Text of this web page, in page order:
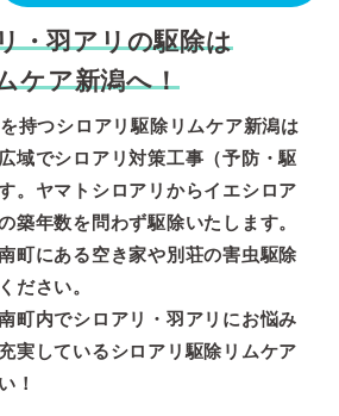
・羽アリの駆除は
ケア新潟へ！
持つシロアリ駆除リムケア新潟は
域でシロアリ対策工事（予防・駆
。ヤマトシロアリからイエシロア
築年数を問わず駆除いたします。
町にある空き家や別荘の害虫駆除
ださい。
町内でシロアリ・羽アリにお悩み
実しているシロアリ駆除リムケア
！